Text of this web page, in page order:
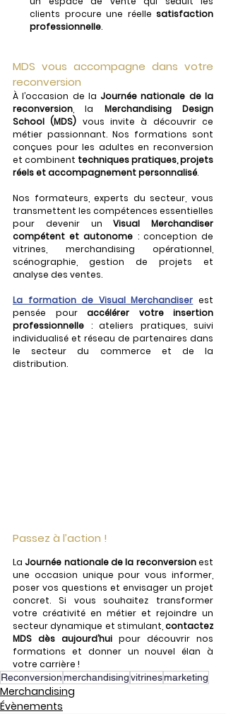
clients procure une réelle satisfaction
professionnelle.
MDS vous accompagne dans votre
reconversion
À l’occasion de la Journée nationale de la
reconversion , la Merchandising Design
School (MDS) vous invite à découvrir ce
métier passionnant. Nos formations sont
conçues pour les adultes en reconversion
et combinent techniques pratiques, projets
réels et accompagnement personnalisé.
Nos formateurs, experts du secteur, vous
transmettent les compétences essentielles
pour devenir un Visual Merchandiser
compétent et autonome : conception de
vitrines, merchandising opérationnel,
scénographie, gestion de projets et
analyse des ventes.
La formation de Visual Merchandiser est
pensée pour accélérer votre insertion
professionnelle : ateliers pratiques, suivi
individualisé et réseau de partenaires dans
le secteur du commerce et de la
distribution.
Passez à l’action !
La Journée nationale de la reconversion est
une occasion unique pour vous informer,
poser vos questions et envisager un projet
concret. Si vous souhaitez transformer
votre créativité en métier et rejoindre un
secteur dynamique et stimulant, contactez
MDS dès aujourd’hui pour découvrir nos
formations et donner un nouvel élan à
votre carrière !
Reconversion merchandisingvitrinesmarketing
Merchandising
Évènements